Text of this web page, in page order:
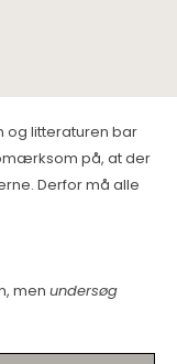
og litteraturen bar
på, at der
Derfor må alle
men undersøg